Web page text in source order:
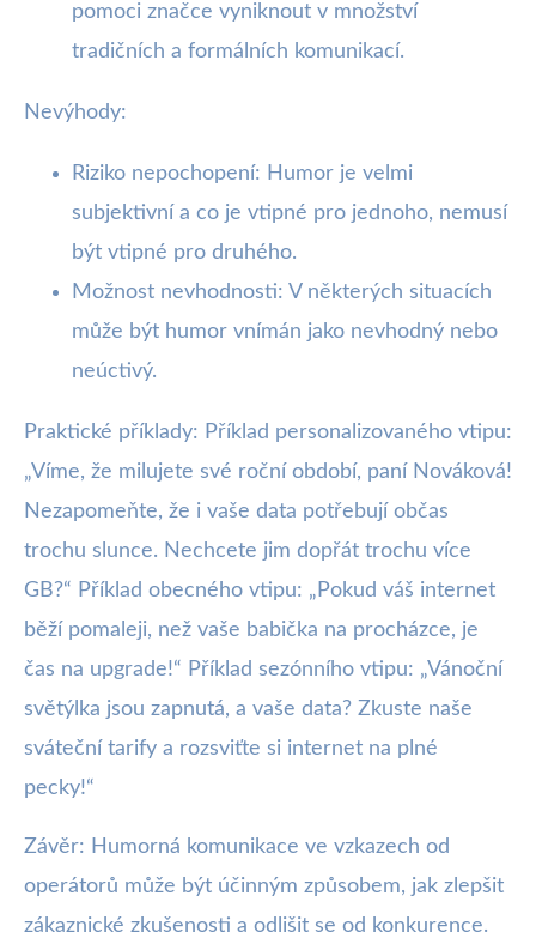
pomoci značce vyniknout v množství
tradičních a formálních komunikací.
Nevýhody:
Riziko nepochopení: Humor je velmi
subjektivní a co je vtipné pro jednoho, nemusí
být vtipné pro druhého.
Možnost nevhodnosti: V některých situacích
může být humor vnímán jako nevhodný nebo
neúctivý.
Praktické příklady: Příklad personalizovaného vtipu:
„Víme, že milujete své roční období, paní Nováková!
Nezapomeňte, že i vaše data potřebují občas
trochu slunce. Nechcete jim dopřát trochu více
GB?“ Příklad obecného vtipu: „Pokud váš internet
běží pomaleji, než vaše babička na procházce, je
čas na upgrade!“ Příklad sezónního vtipu: „Vánoční
světýlka jsou zapnutá, a vaše data? Zkuste naše
sváteční tarify a rozsviťte si internet na plné
pecky!“
Závěr: Humorná komunikace ve vzkazech od
operátorů může být účinným způsobem, jak zlepšit
zákaznické zkušenosti a odlišit se od konkurence.